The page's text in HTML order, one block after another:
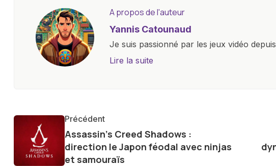
A propos de l'auteur
Yannis Catounaud
Je suis passionné par les jeux vidéo
l'univers numérique m'a conduit à
communauté en ligne. Mon engagement
de la technologie me permet de
le futur numérique nous réserve.
Lire la suite
Précédent
Assassin’s Creed Shadows :
direction le Japon féodal avec ninjas
et samouraïs